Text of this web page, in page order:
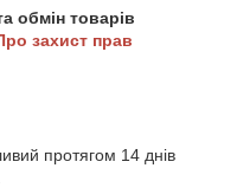
обмін товарів
захист прав
протягом 14 днів